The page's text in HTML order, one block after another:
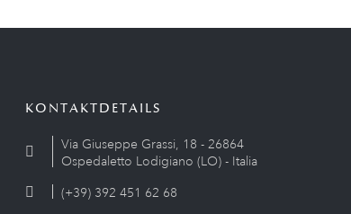
KONTAKTDETAILS
Via Giuseppe Grassi, 18 - 26864
Ospedaletto Lodigiano (LO) - Italia
(+39) 392 451 62 68